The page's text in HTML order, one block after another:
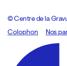
© Centre de la
Colophon
Design:MarcelNos